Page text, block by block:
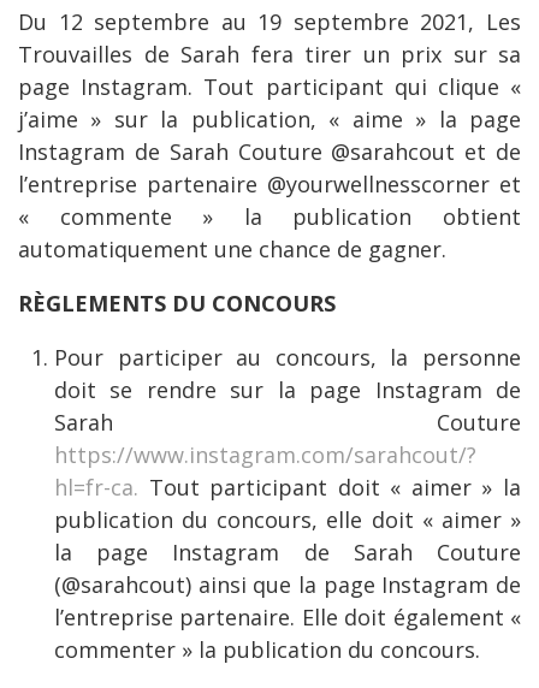
Du 12 septembre au 19 septembre 2021, Les
Trouvailles de Sarah fera tirer un prix sur sa
page Instagram. Tout participant qui clique «
j’aime » sur la publication, « aime » la page
Instagram de Sarah Couture @sarahcout et de
l’entreprise partenaire @yourwellnesscorner et
« commente » la publication obtient
automatiquement une chance de gagner.
RÈGLEMENTS DU CONCOURS
Pour participer au concours, la personne
doit se rendre sur la page Instagram de
Sarah Couture
https://www.instagram.com/sarahcout/?
hl=fr-ca. Tout participant doit « aimer » la
publication du concours, elle doit « aimer »
la page Instagram de Sarah Couture
(@sarahcout) ainsi que la page Instagram de
l’entreprise partenaire. Elle doit également «
commenter » la publication du concours.